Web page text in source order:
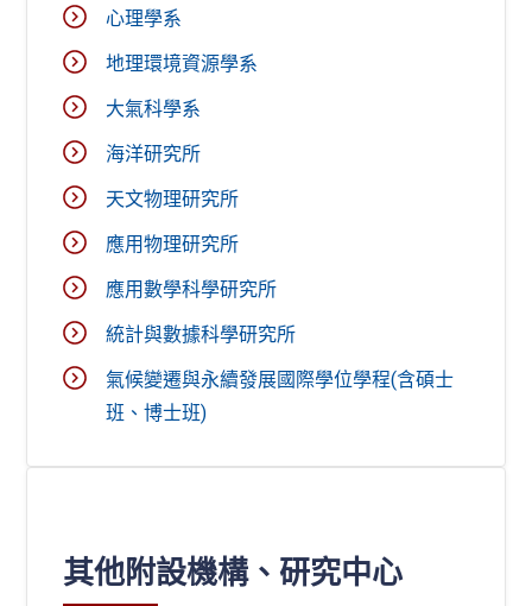
心理學系
地理環境資源學系
大氣科學系
海洋研究所
天文物理研究所
應用物理研究所
應用數學科學研究所
統計與數據科學研究所
氣候變遷與永續發展國際學位學程(含碩士
班、博士班)
其他附設機構、研究中心